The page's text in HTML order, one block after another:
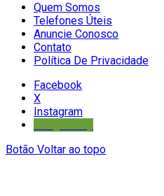
Quem Somos
Telefones Úteis
Anuncie Conosco
Contato
Política De Privacidade
Facebook
X
Instagram
Botão Voltar ao topo